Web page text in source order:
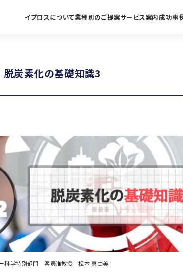
イプロスについて業種別のご提案サービス案内成功事
炭素化の基礎知識3
ー科学特別部門 客員准教授 松本 真由美